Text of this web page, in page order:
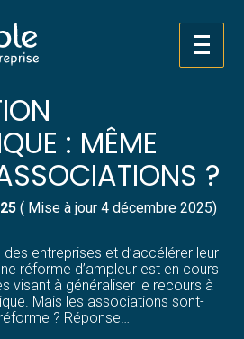
activité
humaines
LA
: MÊME
?
( Mise à jour 4 décembre 2025)
entreprises et d’accélérer leur
réforme d’ampleur est en cours
visant à généraliser le recours à
Mais les associations sont-
? Réponse…